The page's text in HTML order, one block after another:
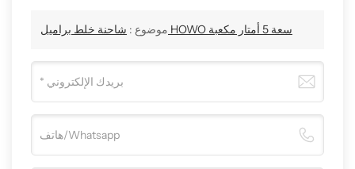
موضوع : شاحنة خلط براميل HOWO سعة 5 أمتار مكعبة